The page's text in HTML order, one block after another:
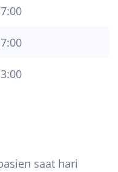
saat hari